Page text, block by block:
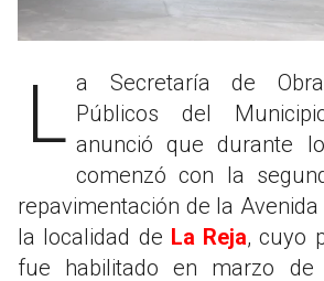
La Secretaría de Obras y Servicios Públicos del
anunció que durante
comenzó con la
repavimentación de la
la localidad de La Reja, cuyo
fue habilitado en marzo